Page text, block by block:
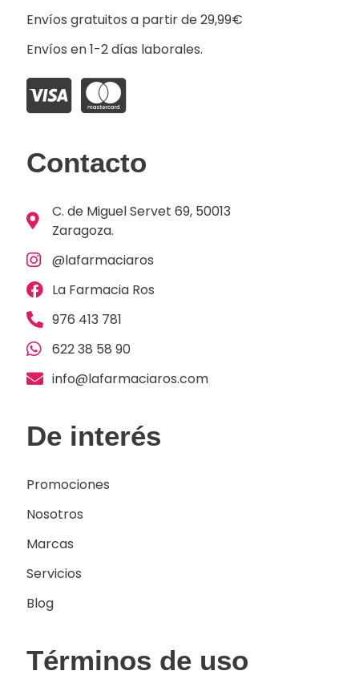
Envíos gratuitos a partir de 29,99€
Envíos en 1-2 días laborales.
Contacto
C. de Miguel Servet 69, 50013
Zaragoza.
@lafarmaciaros
La Farmacia Ros
976 413 781
622 38 58 90
info@lafarmaciaros.com
De interés
Promociones
Nosotros
Marcas
Servicios
Blog
Términos de uso